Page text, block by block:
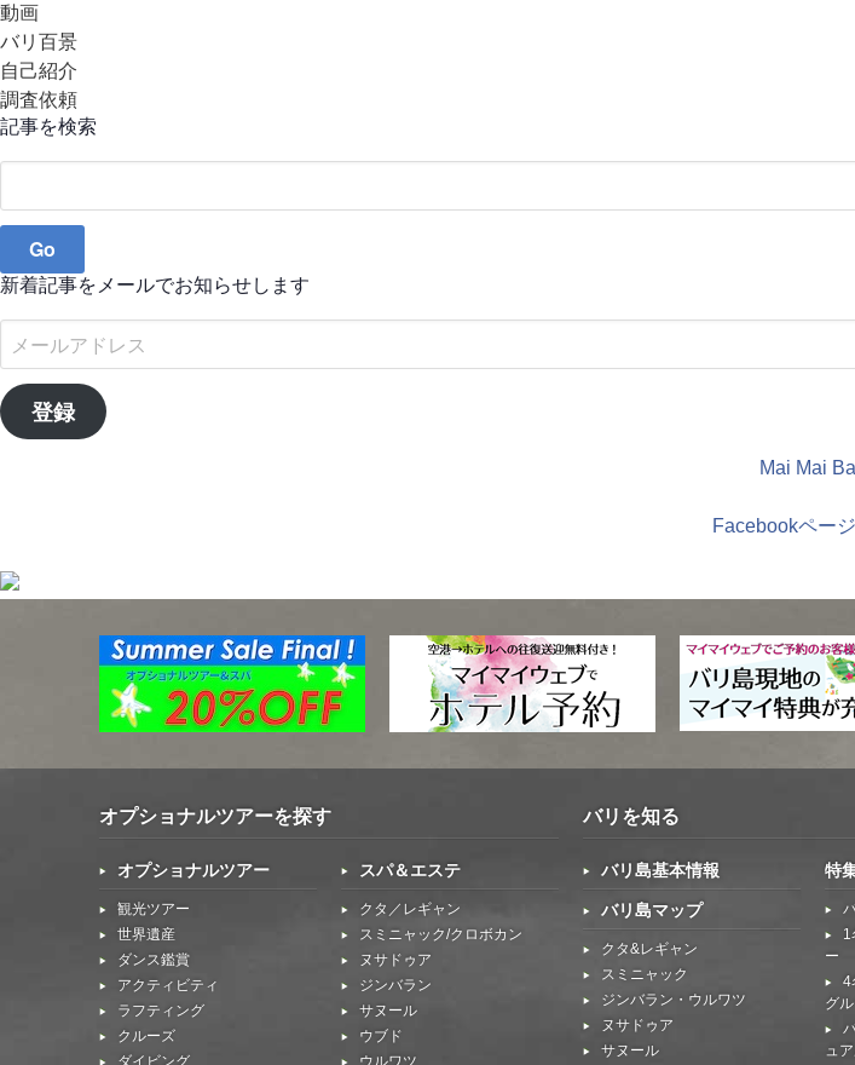
動画
バリ百景
自己紹介
調査依頼
記事を検索
新着記事をメールでお知らせします
ル
ア
登録
Mai Mai
Facebookペー
オプショナルツアーを探す
オプショナルツアー
観光ツアー
世界遺産
ダンス鑑賞
アクティビティ
ラフティング
クルーズ
ダイビング
スパ＆エステ
クタ／レギャン
スミニャック/クロボカン
ヌサドゥア
ジンバラン
サヌール
ウブド
ウルワツ
バリを知る
バリ島基本情報
バリ島マップ
クタ&レギャン
スミニャック
ジンバラン・ウルワツ
ヌサドゥア
サヌール
特
1
ー
4
グ
ュ